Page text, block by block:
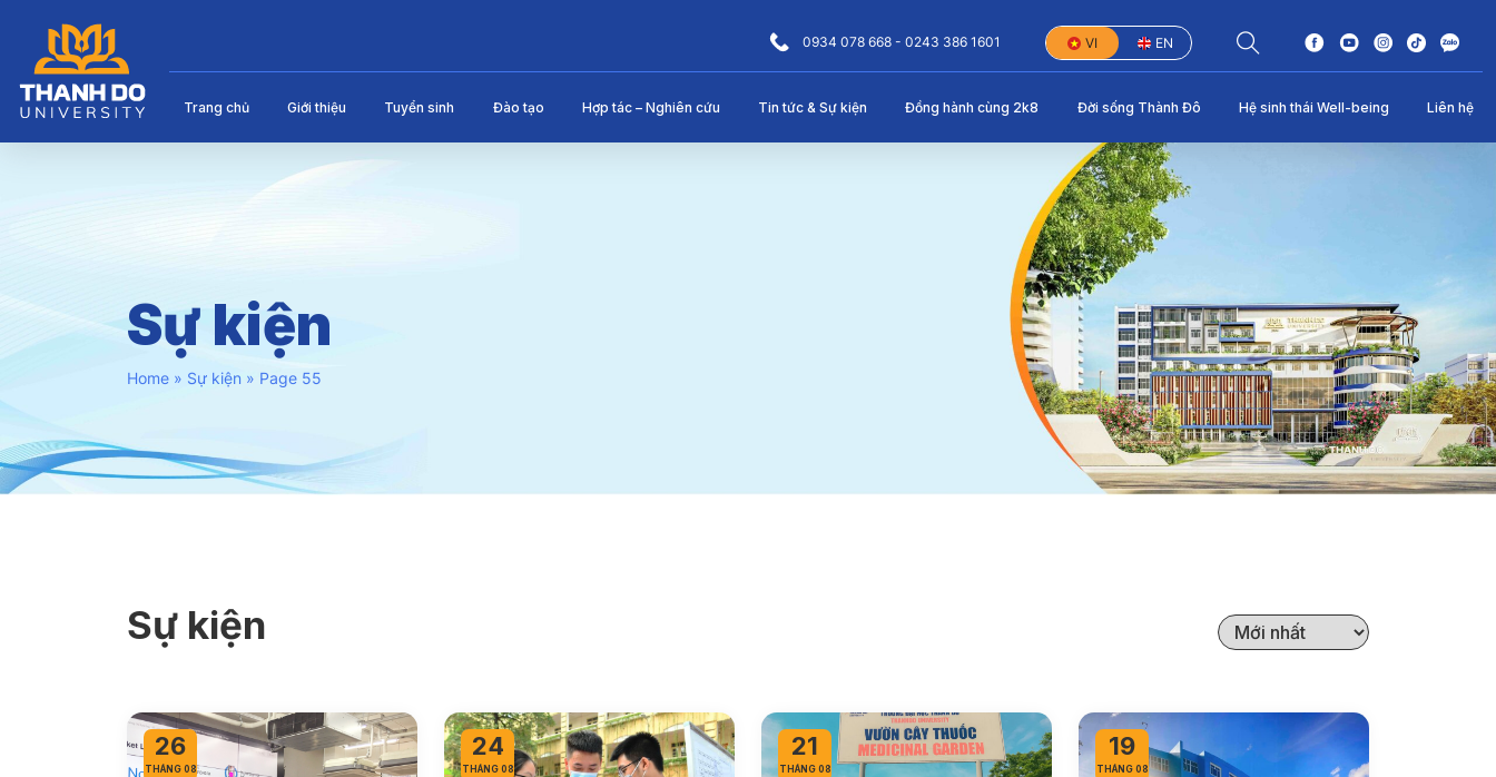
0934 078 668 - 0243 386 1601 VI EN
Trang chủ Giới thiệu Tuyển sinh Đào tạo Hợp tác – Nghiên cứu Tin tức & Sự kiện Đồng hành cùng 2k8 Đời sống Thành Đô Hệ sinh thái Well-being Liên hệ
Sự kiện
Home » Sự kiện » Page 55
Sự kiện
26
THÁNG 08
24
THÁNG 08
21
THÁNG 08
19
THÁNG 08